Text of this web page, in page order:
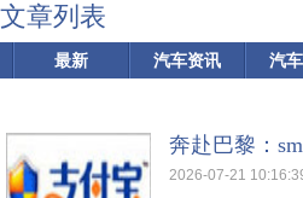
文章列表
最新 汽车资讯 汽
奔赴巴黎：
2026-07-21